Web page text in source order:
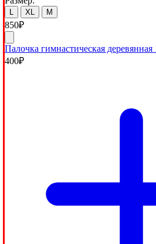
XL M
850₽
Палочка гимнастическая
400₽